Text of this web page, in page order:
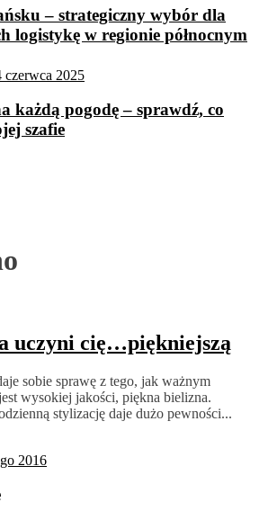
– strategiczny wybór dla
logistykę w regionie północnym
czerwca 2025
każdą pogodę – sprawdź, co
szafie
uczyni cię…piękniejszą
sobie sprawę z tego, jak ważnym
wysokiej jakości, piękna bielizna.
stylizację daje dużo pewności...
2016